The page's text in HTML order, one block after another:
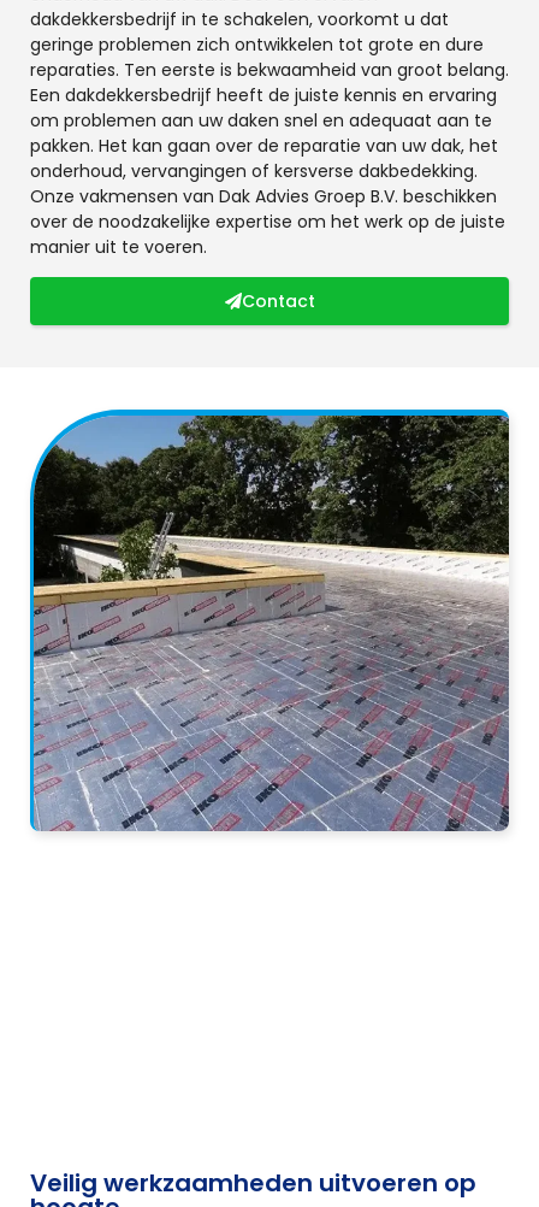
dakdekkersbedrijf in te schakelen, voorkomt u dat
geringe problemen zich ontwikkelen tot grote en dure
reparaties. Ten eerste is bekwaamheid van groot belang.
Een dakdekkersbedrijf heeft de juiste kennis en ervaring
om problemen aan uw daken snel en adequaat aan te
pakken. Het kan gaan over de reparatie van uw dak, het
onderhoud, vervangingen of kersverse dakbedekking.
Onze vakmensen van Dak Advies Groep B.V. beschikken
over de noodzakelijke expertise om het werk op de juiste
manier uit te voeren.
Contact
Veilig werkzaamheden uitvoeren op